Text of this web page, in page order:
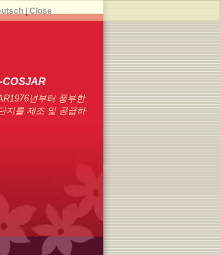
COSJAR
년부터 풍부한
지를 제조 및 공급하
| Close